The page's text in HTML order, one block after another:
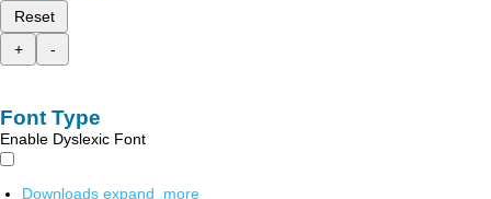
Reset
+
-
Font Type
Enable Dyslexic Font
Downloads expand_more